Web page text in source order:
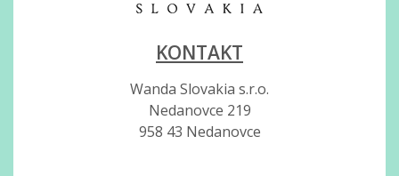
KONTAKT
Wanda Slovakia s.r.o.
Nedanovce 219
958 43 Nedanovce